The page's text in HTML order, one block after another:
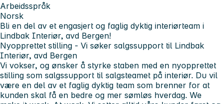
Arbeidsspråk
Norsk
Bli en del av et engasjert og faglig dyktig interiørteam i
Lindbak Interiør, avd Bergen!
Nyopprettet stilling - Vi søker salgssupport til Lindbak
Interiør, avd Bergen
Vi vokser, og ønsker å styrke staben med en nyopprettet
stilling som salgssupport til salgsteamet på interiør. Du vil
være en del av et faglig dyktig team som brenner for at
kunden skal få en bedre og mer sømløs hverdag. We